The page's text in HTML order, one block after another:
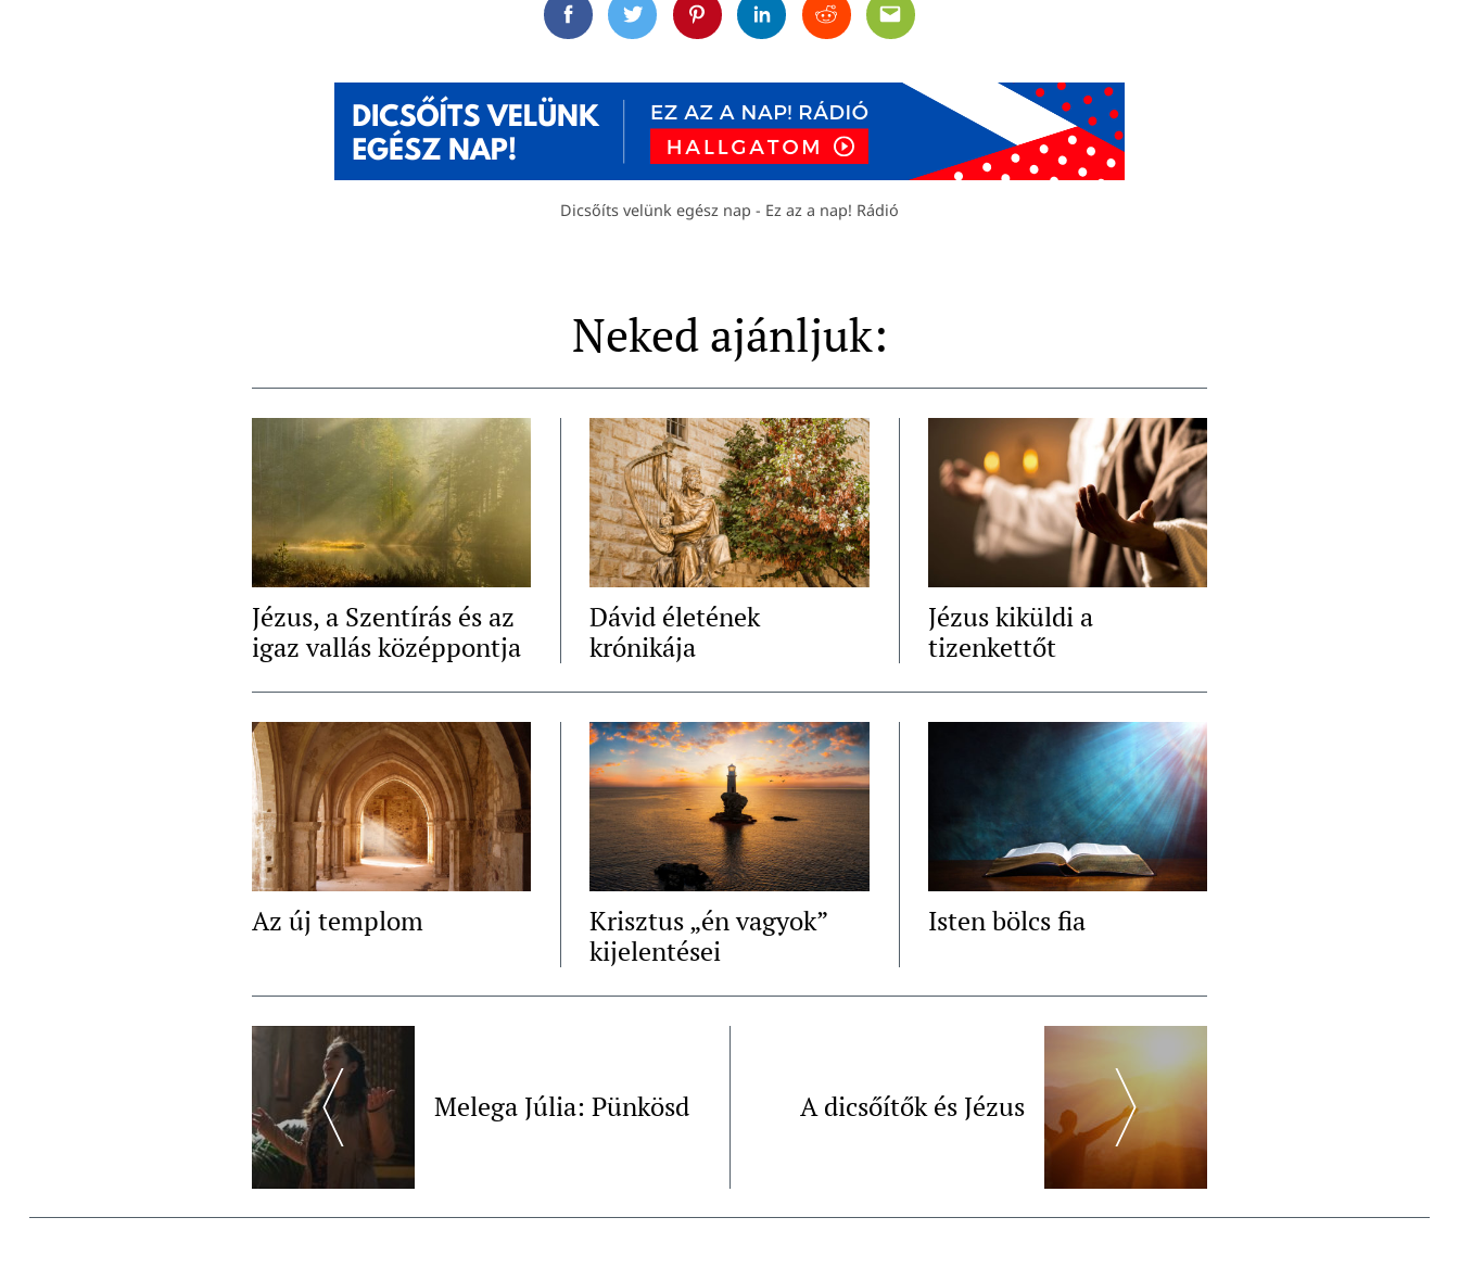
FacebookTwitterPinterestLinkedinRedditEmail
Dicsőíts velünk egész nap - Ez az a nap! Rádió
Neked ajánljuk:
Jézus, a Szentírás és az
igaz vallás középpontja
Dávid életének
krónikája
Jézus kiküldi a
tizenkettőt
Az új templom
Krisztus „én vagyok”
kijelentései
Isten bölcs fia
Post
Navigation
Melega Júlia: Pünkösd A dicsőítők és Jézus